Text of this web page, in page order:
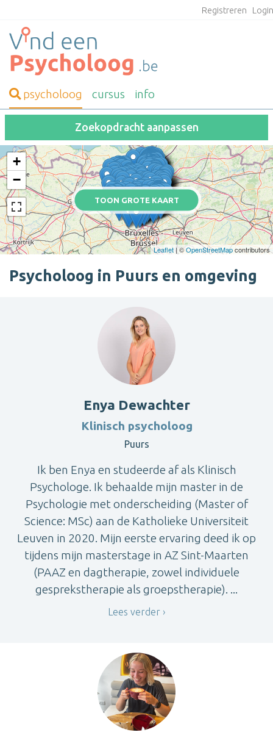
Registreren
psycholoog cursus info
Zoekopdracht aanpassen
TOON GROTE KAART
+
−
Leaflet | ©OpenStreetMapcontributors
Psycholoog in Puurs en omgeving
Enya Dewachter
Klinisch psycholoog
Puurs
Ik ben Enya en studeerde af als Klinisch
Psychologe. Ik behaalde mijn master in de
Psychologie met onderscheiding (Master of
Science: MSc) aan de Katholieke Universiteit
Leuven in 2020. Mijn eerste ervaring deed ik op
tijdens mijn masterstage in AZ Sint-Maarten
(PAAZ en dagtherapie, zowel individuele
gesprekstherapie als groepstherapie). ...
Lees verder